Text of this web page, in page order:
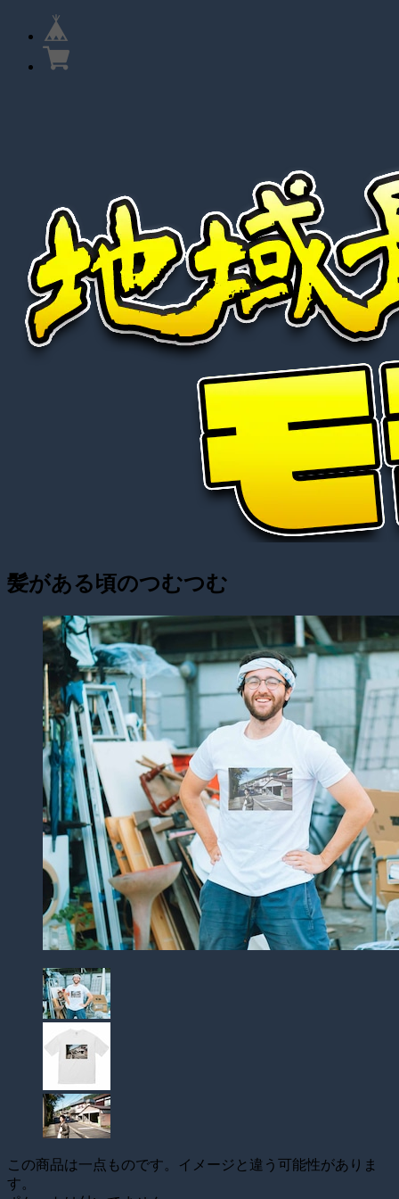
髪がある頃のつむつむ
この商品は一点ものです。イメージと違う可能性がありま
す。